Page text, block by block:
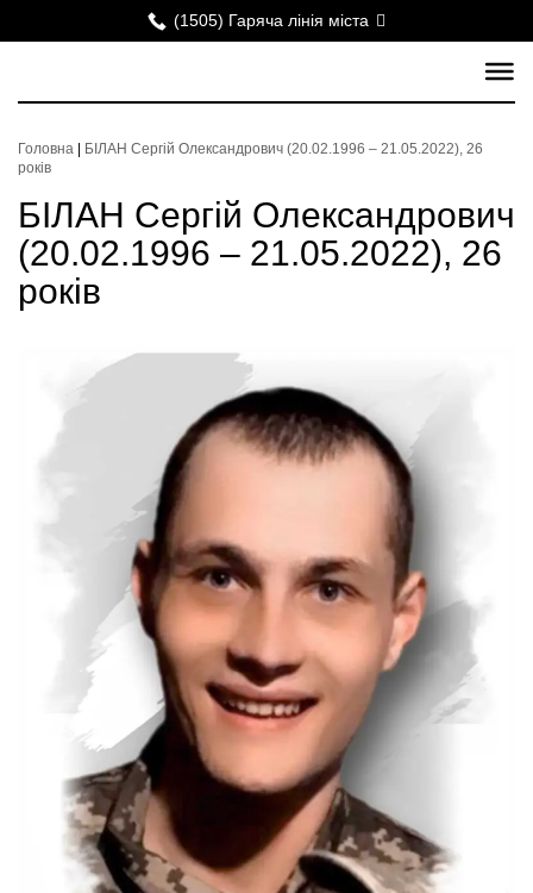
(1505) Гаряча лінія міста
Головна
БІЛАН Сергій Олександрович (20.02.1996 – 21.05.2022), 26
років
БІЛАН Сергій Олександрович
(20.02.1996 – 21.05.2022), 26
років